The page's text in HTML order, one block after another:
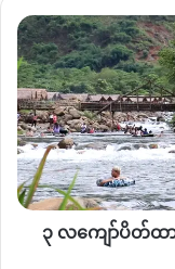
ကချင်ပြည်နယ်အတွင်းရှိ
ရေးလုပ်ငန်းများကိုထေ
တရုတ်သံရုံးကလည်း သ
ခဲ့သည်။
ကချင်လူသားချင်းစ
ရှောင်များကိုနေရပ်ပြ
၎င်းတို့မှာ ယနေ့ထိ ရွာ
အုပ်ချုပ်မှုအာဏာရေ
၃
လ
ကျော်
ပိတ်
ထား
သည့်
အောင်မြင်
သာ
အပန်းဖြေ
စခန်း၃ လကျော်ပိတ်ထာ